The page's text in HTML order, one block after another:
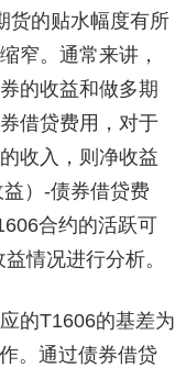
货的贴水幅度有所
窄。通常来讲，
的收益和做多期
借贷费用，对于
收入，则净收益
）-债券借贷费
合约的活跃可
情况进行分析。
的T1606的基差为
。通过债券借贷